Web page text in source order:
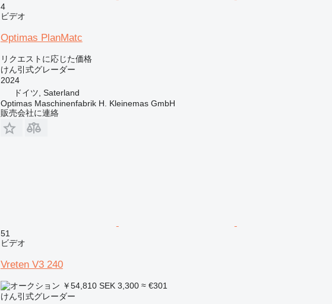
4
ビデオ
Optimas PlanMatc
リクエストに応じた価格
けん引式グレーダー
2024
ドイツ, Saterland
Optimas Maschinenfabrik H. Kleinemas GmbH
販売会社に連絡
51
ビデオ
Vreten V3 240
￥54,810 SEK 3,300 ≈ €301
けん引式グレーダー